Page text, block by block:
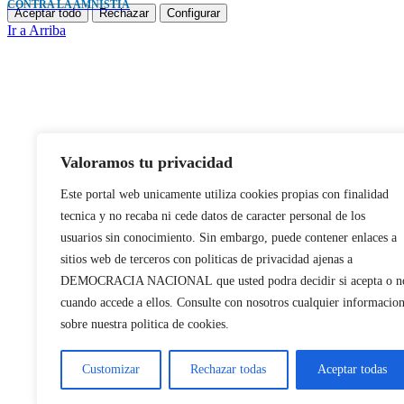
Valoramos tu privacidad
Este portal web unicamente utiliza cookies propias con finalidad
tecnica y no recaba ni cede datos de caracter personal de los
usuarios sin conocimiento. Sin embargo, puede contener enlaces a
sitios web de terceros con politicas de privacidad ajenas a
DEMOCRACIA NACIONAL que usted podra decidir si acepta o
cuando accede a ellos. Consulte con nosotros cualquier informacion
sobre nuestra politica de cookies.
Customizar Rechazar todas Aceptar todas
CONTRA LA AMNISTÍA
Aceptar todo Rechazar Configurar
Ir a Arriba